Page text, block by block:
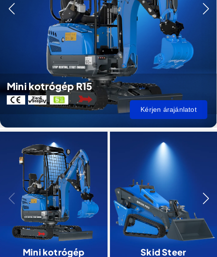
Mini kotrógép R15
Kérjen árajánlatot
Mini kotrógép Skid Steer